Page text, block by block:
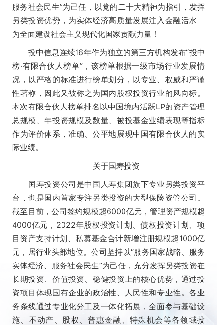
服务社会民生”为己任，以党的二十大精神为指引，发挥
另类投资优势，为实体经济高质量发展注入金融活水，
为全面建设社会主义现代化国家贡献力量！
投中信息连续16年作为独立的第三方机构发布“投中
榜·有限合伙人榜单”，该榜单根据一级市场行业发展情
况，以严格的标准进行榜单划分，以专业、权威和严谨
性著称，因此又被称之为国内股权投资行业的风向标。
本次有限合伙人榜单排名以中国境内活跃LP的资产管理
总规模、年投资规模及数量、被投基金业绩表现等指标
作为评价体系，准确、公平地展现中国有限合伙人的实
际业绩。
关于国寿投资
国寿投资公司是中国人寿集团旗下专业另类投资平
台，也是国内首家专注另类投资的大型保险资管公司。
截至目前，公司签约规模超6000亿元，管理资产规模超
4000亿元，2022年股权投资计划、债权投资计划、项
目资产支持计划、私募基金合计新增注册规模超1000亿
元，居行业头部地位。公司坚持以“服务国家战略、服务
实体经济、服务社会民生”为己任，充分发挥另类投资在
长期投资、价值投资、稳健投资上的核心优势，通过投
资项目体现国有企业的政治性、人民性和专业性。各业
务条线通过专业化分工及一体化拓展，全面参与基础设
施、不动产、股权、普惠金融、特殊机会等各领域投